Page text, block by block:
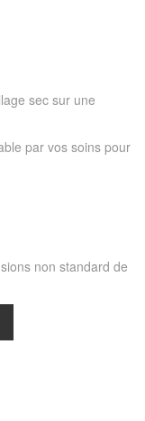
sec sur une
par vos soins pour
non standard de